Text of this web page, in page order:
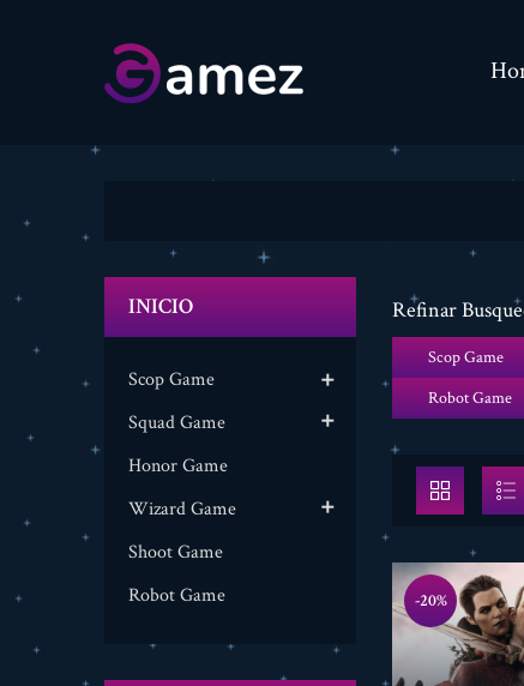
INICIO
Scop Game 
Squad Game 
Honor Game
Wizard Game

Shoot Game
Robot Game
Refinar
Scop Game
Robot Game
-20%